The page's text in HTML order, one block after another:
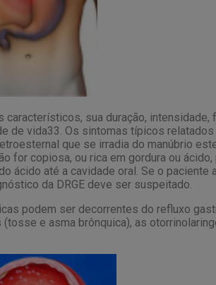
sua duração,
de vida33. Os sintomas típicos
que se irradia do manúbrio
for copiosa, ou rica em gordura ou
ácido até a cavidade oral. Se o
da DRGE deve ser suspeitado.
podem ser decorrentes do refluxo
(tosse e asma brônquica), as